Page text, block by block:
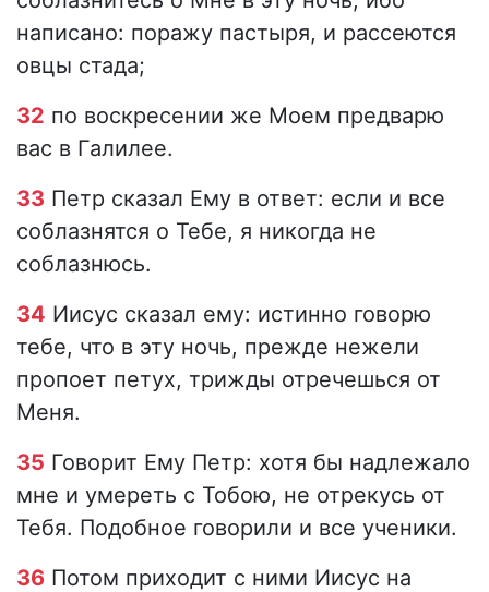
написано: поражу пастыря, и рассеются
овцы стада;
32 по воскресении же Моем предварю
вас в Галилее.
33 Петр сказал Ему в ответ: если и все
соблазнятся о Тебе, я никогда не
соблазнюсь.
34 Иисус сказал ему: истинно говорю
тебе, что в эту ночь, прежде нежели
пропоет петух, трижды отречешься от
Меня.
35 Говорит Ему Петр: хотя бы надлежало
мне и умереть с Тобою, не отрекусь от
Тебя. Подобное говорили и все ученики.
36 Потом приходит с ними Иисус на